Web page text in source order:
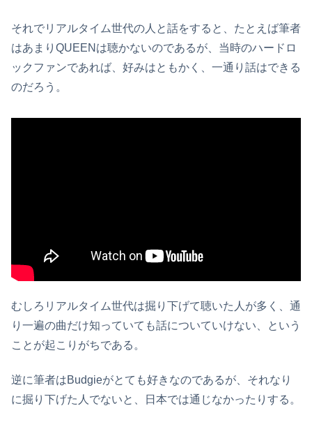
それでリアルタイム世代の人と話をすると、たとえば筆者
はあまりQUEENは聴かないのであるが、当時のハードロ
ックファンであれば、好みはともかく、一通り話はできる
のだろう。
むしろリアルタイム世代は掘り下げて聴いた人が多く、通
り一遍の曲だけ知っていても話についていけない、という
ことが起こりがちである。
逆に筆者はBudgieがとても好きなのであるが、それなり
に掘り下げた人でないと、日本では通じなかったりする。